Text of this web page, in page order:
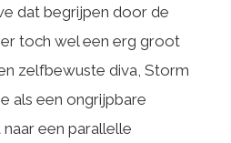
dat begrijpen door de
er toch wel een erg groot
zelfbewuste diva, Storm
als een ongrijpbare
een parallelle